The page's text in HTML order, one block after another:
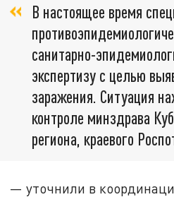
В настоящее время
санитарно-
экспертизу с целью
заражения. Ситуация
контроле минздрава
региона, краевого
— уточнили в